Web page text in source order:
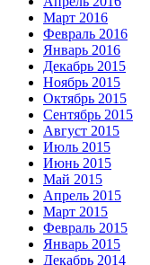
Март 2016
Февраль 2016
Январь 2016
Декабрь 2015
Ноябрь 2015
Октябрь 2015
Сентябрь 2015
Август 2015
Июль 2015
Июнь 2015
Май 2015
Апрель 2015
Март 2015
Февраль 2015
Январь 2015
Декабрь 2014